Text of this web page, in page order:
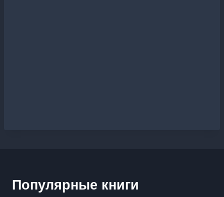
Популярные книги